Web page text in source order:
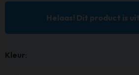
Helaas! Dit product is
Kleur